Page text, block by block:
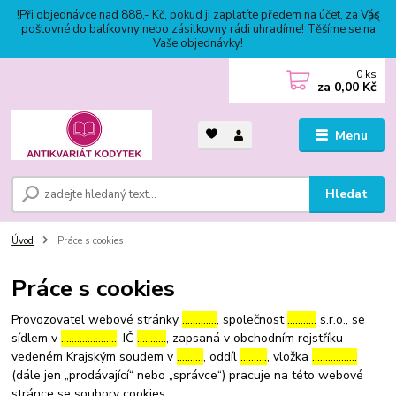
!Při objednávce nad 888,- Kč, pokud ji zaplatíte předem na účet, za Vás
poštovné do balíkovny nebo zásilkovny rádi uhradíme! Těšíme se na
Vaše objednávky!
Menu
Hledat
0 ks
za 0,00 Kč
Úvod Práce s cookies
Práce s cookies
Provozovatel webové stránky…………., společnost……….. s.r.o., se
sídlem v…………………, IČ……….., zapsaná v obchodním rejstříku
vedeném Krajským soudem v………., oddíl………., vložka……………..
(dále jen „prodávající“ nebo „správce“) pracuje na této webové